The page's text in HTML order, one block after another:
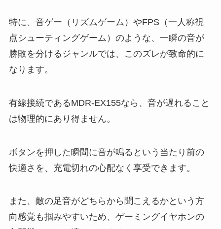
特に、音ゲー（リズムゲーム）やFPS（一人称視
点シューティングゲーム）のような、一瞬の音が
勝敗を分けるジャンルでは、このズレが致命的に
なります。
有線接続であるMDR-EX155なら、音が遅れること
は物理的にあり得ません。
ボタンを押した瞬間に音が鳴るという当たり前の
快適さを、充電切れの心配なく享受できます。
また、敵の足音がどちらから聞こえるかという方
向感覚も掴みやすいため、ゲーミングイヤホンの